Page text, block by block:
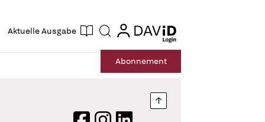
Aktuelle Ausgabe Suche login
login
Abonnement
Nach oben springen
FacebookInstagram
LinkedIn